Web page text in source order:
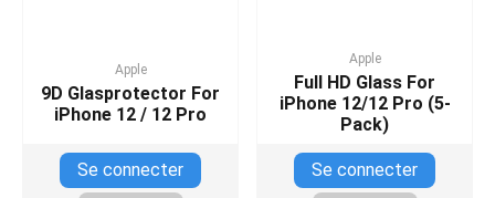
Apple
9D Glasprotector For
iPhone 12 / 12 Pro
Se connecter
Apple
Full HD Glass For
iPhone 12/12 Pro (5-
Pack)
Se connecter